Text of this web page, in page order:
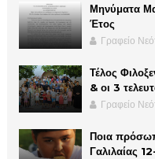
Μηνύματα
Έτος
Γραφείο
Τέλος
& οι 3
Γραφείο
Ποια
Γαλιλαίας